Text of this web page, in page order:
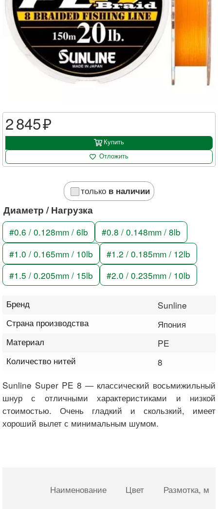
только в наличии
Диаметр / Нагрузка
#0.6 / 0.128mm / 6lb
#0.8 / 0.148mm / 8lb
#1.0 / 0.165mm / 10lb
#1.2 / 0.185mm / 12lb
#1.5 / 0.205mm / 15lb
#2.0 / 0.235mm / 10lb
Бренд
Sunline
Страна производства
Япония
Материал
PE
Количество нитей
8
2 845
Купить
Отложить
Sunline Super PE 8 — классический восьмижильный
шнур с отличными характеристиками и низкой
стоимостью. Очень гладкий и скользкий, имеет
хороший вылет с минимальным шумом.
Наименование Цвет Размотка, м